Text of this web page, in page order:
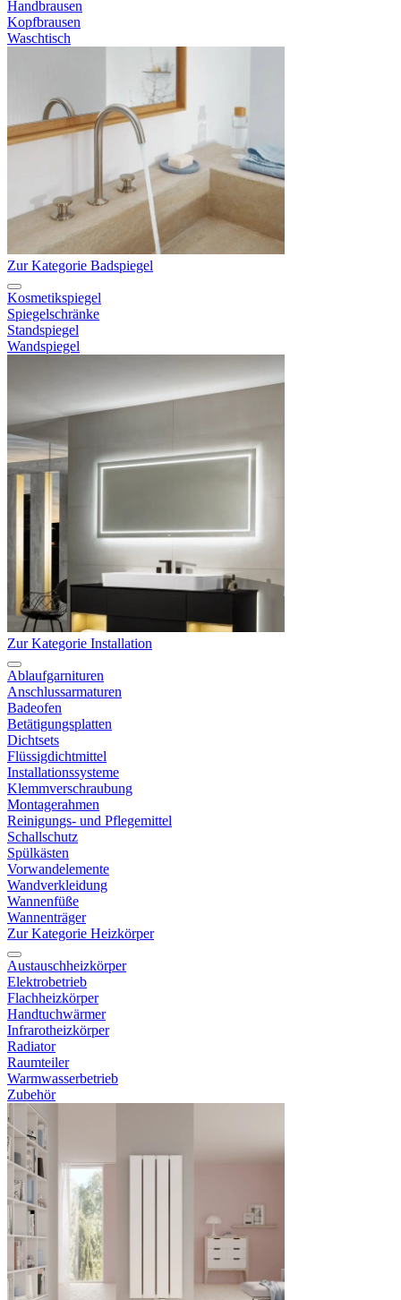
Handbrausen
Kopfbrausen
Waschtisch
Zur Kategorie Badspiegel
Kosmetikspiegel
Spiegelschränke
Standspiegel
Wandspiegel
Zur Kategorie Installation
Ablaufgarnituren
Anschlussarmaturen
Badeofen
Betätigungsplatten
Dichtsets
Flüssigdichtmittel
Installationssysteme
Klemmverschraubung
Montagerahmen
Reinigungs- und Pflegemittel
Schallschutz
Spülkästen
Vorwandelemente
Wandverkleidung
Wannenfüße
Wannenträger
Zur Kategorie Heizkörper
Austauschheizkörper
Elektrobetrieb
Flachheizkörper
Handtuchwärmer
Infrarotheizkörper
Radiator
Raumteiler
Warmwasserbetrieb
Zubehör